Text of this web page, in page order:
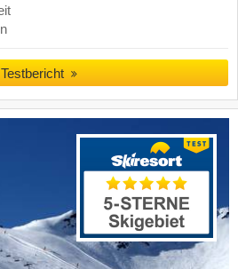
Testbericht